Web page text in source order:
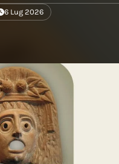
6 Lug 2026